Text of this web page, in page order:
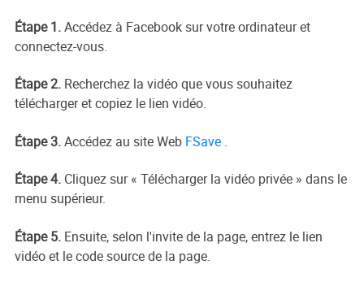
Étape 1.Accédez à Facebook sur votre ordinateur et
connectez-vous.
Étape 2.Recherchez la vidéo que vous souhaitez
télécharger et copiez le lien vidéo.
Étape 3.Accédez au site Web FSave.
Étape 4.Cliquez sur « Télécharger la vidéo privée » dans le
menu supérieur.
Étape 5.Ensuite, selon l'invite de la page, entrez le lien
vidéo et le code source de la page.